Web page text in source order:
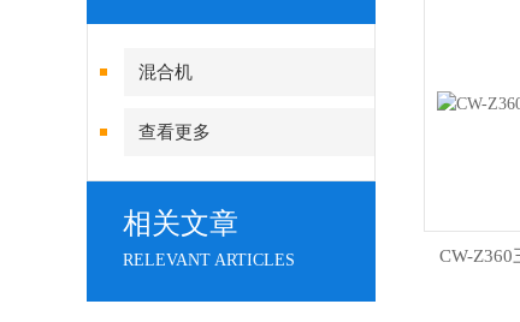
混合机
查看更多
相关文章
RELEVANT ARTICLES CW-Z360